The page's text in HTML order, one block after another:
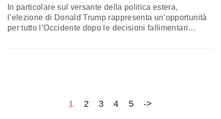
In particolare sul versante della politica estera,
l’elezione di Donald Trump rappresenta un’opportunità
per tutto l’Occidente dopo le decisioni fallimentari
1 2 3 4 5 ->